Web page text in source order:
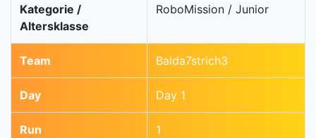
Kategorie /
Altersklasse
RoboMission / Junior
Team Balda7strich3
Day Day 1
Run 1